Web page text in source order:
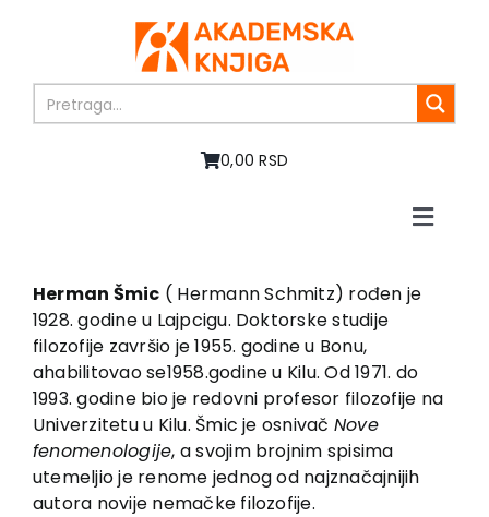
0,00 RSD
Toggle
O nama
Knjige
U pripremi
Akcija
Autori
Vesti
EU PROJEKTI
Herman Šmic ( Hermann Schmitz) rođen je
1928. godine u Lajpcigu. Doktorske studije
filozofije završio je 1955. godine u Bonu,
ahabilitovao se1958.godine u Kilu. Od 1971. do
1993. godine bio je redovni profesor filozofije na
Univerzitetu u Kilu. Šmic je osnivač Nove
fenomenologije, a svojim brojnim spisima
utemeljio je renome jednog od najznačajnijih
autora novije nemačke filozofije.